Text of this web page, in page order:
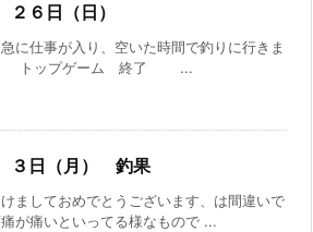
６日（日）
に仕事が入り、空いた時間で釣りに行きま
トップゲーム 終了 ...
３日（月） 釣果
ましておめでとうございます、は間違いで
が痛いといってる様なもので ...